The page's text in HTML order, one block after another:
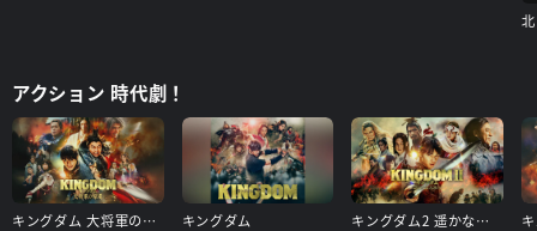
アクション 時代劇！
キングダム 大将軍の帰還 キングダム キングダム2 遥かなる大地へ